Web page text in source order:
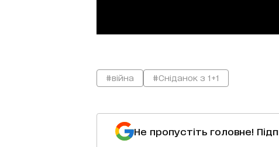
#війна #Сніданок з 1+1
Не пропустіть головне!